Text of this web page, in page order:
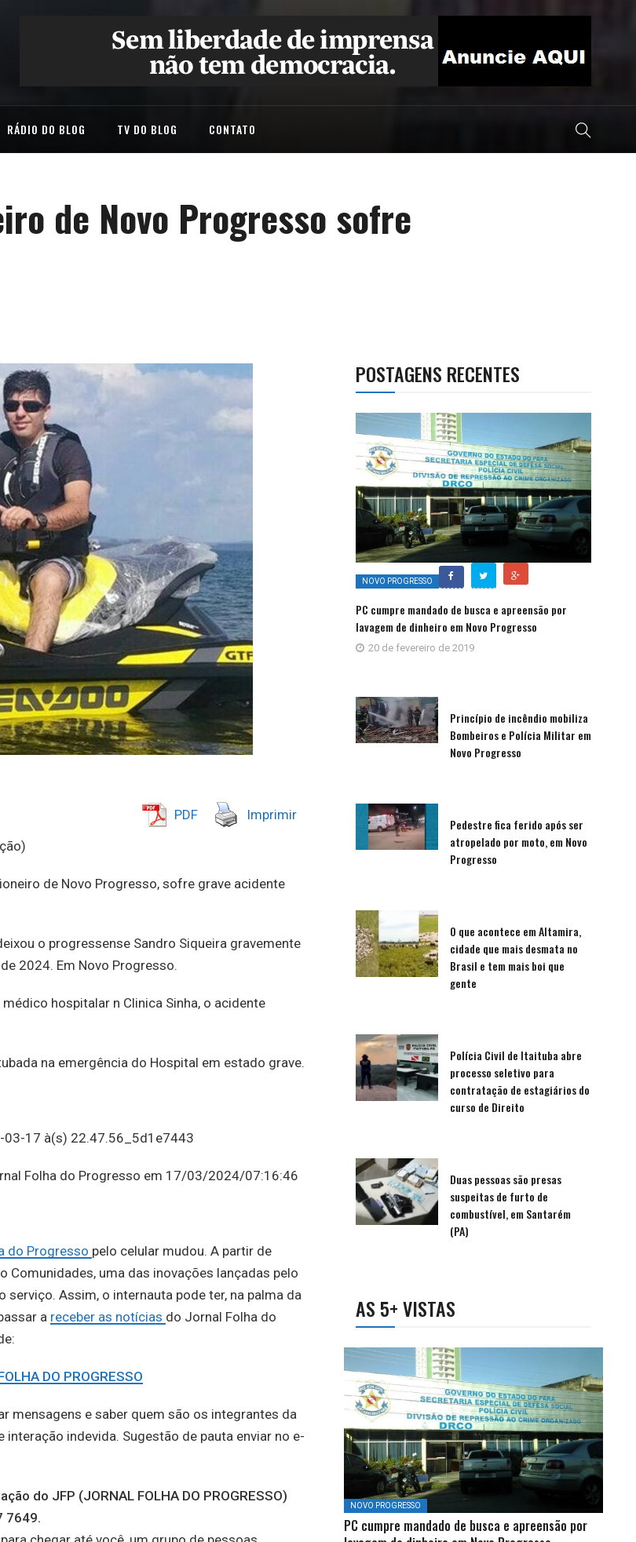
RÁDIO DO BLOG TV DO BLOG CONTATO
de Novo Progresso sofre
PDF Imprimir
de Novo Progresso, sofre grave acidente
o progressense Sandro Siqueira gravemente
2024. Em Novo Progresso.
hospitalar n Clinica Sinha, o acidente
na emergência do Hospital em estado grave.
Folha do Progresso em 17/03/2024/07:16:46
do Progresso pelo celular mudou. A partir de
uma das inovações lançadas pelo
serviço. Assim, o internauta pode ter, na palma da
a receber as notícias do Jornal Folha do
DO PROGRESSO
mensagens e saber quem são os integrantes da
indevida. Sugestão de pauta enviar no e-
do JFP (JORNAL FOLHA DO PROGRESSO)
7649.
POSTAGENS RECENTES
NOVO PROGRESSO
PC cumpre mandado de busca e apreensão por
lavagem de dinheiro em Novo Progresso
20 de fevereiro de 2019
Princípio de incêndio mobiliza
Bombeiros e Polícia Militar em
Novo Progresso
Pedestre fica ferido após ser
atropelado por moto, em Novo
Progresso
O que acontece em Altamira,
cidade que mais desmata no
Brasil e tem mais boi que
gente
Polícia Civil de Itaituba abre
processo seletivo para
contratação de estagiários do
curso de Direito
Duas pessoas são presas
suspeitas de furto de
combustível, em Santarém
(PA)
AS 5+ VISTAS
NOVO PROGRESSO
PC cumpre mandado de busca e apreensão por